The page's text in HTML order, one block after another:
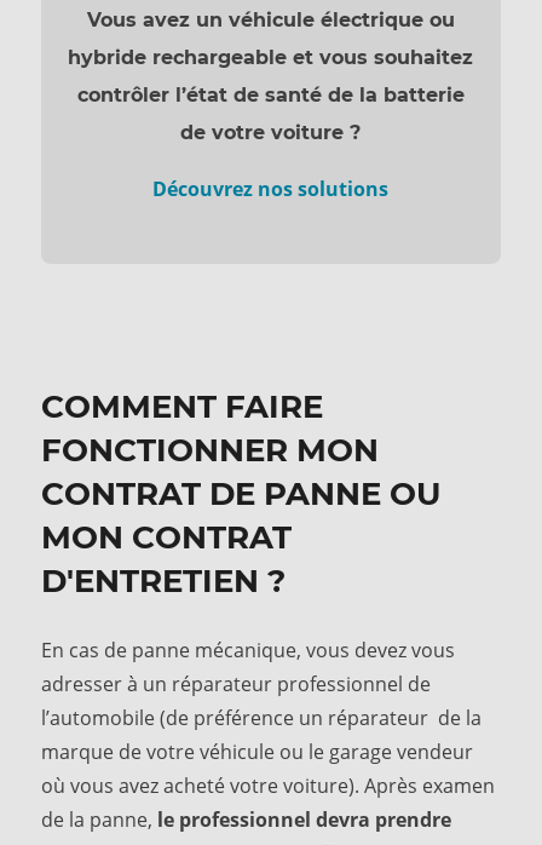
Vous avez un véhicule électrique ou
hybride rechargeable et vous souhaitez
contrôler l’état de santé de la batterie
de votre voiture ?
Découvrez nos solutions
COMMENT FAIRE
FONCTIONNER MON
CONTRAT DE PANNE OU
MON CONTRAT
D'ENTRETIEN ?
En cas de panne mécanique, vous devez vous
adresser à un réparateur professionnel de
l’automobile (de préférence un réparateur de la
marque de votre véhicule ou le garage vendeur
où vous avez acheté votre voiture). Après examen
de la panne, le professionnel devra prendre